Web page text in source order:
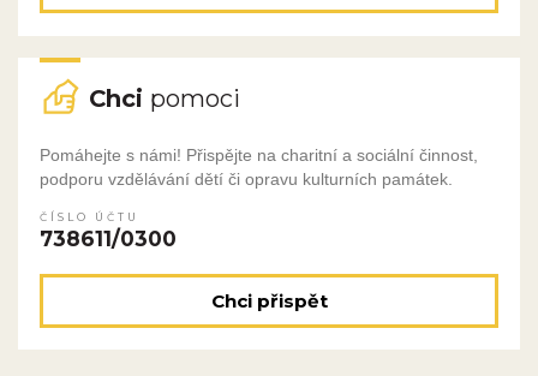
Chci pomoci
Pomáhejte s námi! Přispějte na charitní a sociální činnost,
podporu vzdělávání dětí či opravu kulturních památek.
ČÍSLO ÚČTU
738611/0300
Chci přispět